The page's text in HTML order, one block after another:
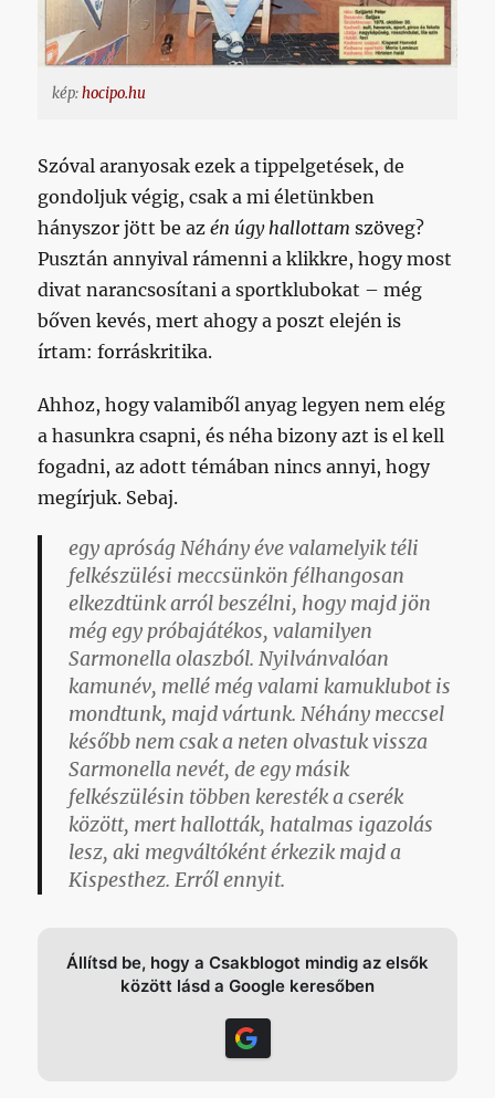
kép:hocipo.hu
Szóval aranyosak ezek a tippelgetések, de
gondoljuk végig, csak a mi életünkben
hányszor jött be azén úgy hallottam szöveg?
Pusztán annyival rámenni a klikkre, hogy most
divat narancsosítani a sportklubokat – még
bőven kevés, mert ahogy a poszt elején is
írtam: forráskritika.
Ahhoz, hogy valamiből anyag legyen nem elég
a hasunkra csapni, és néha bizony azt is el kell
fogadni, az adott témában nincs annyi, hogy
megírjuk. Sebaj.
egy apróságNéhány éve valamelyik téli
felkészülési meccsünkön félhangosan
elkezdtünk arról beszélni, hogy majd jön
még egy próbajátékos, valamilyen
Sarmonella olaszból. Nyilvánvalóan
kamunév, mellé még valami kamuklubot is
mondtunk, majd vártunk. Néhány meccsel
később nem csak a neten olvastuk vissza
Sarmonella nevét, de egy másik
felkészülésin többen keresték a cserék
között, mert hallották, hatalmas igazolás
lesz, aki megváltóként érkezik majd a
Kispesthez. Erről ennyit.
Állítsd be, hogy a Csakblogot mindig az elsők
között lásd a Google keresőben